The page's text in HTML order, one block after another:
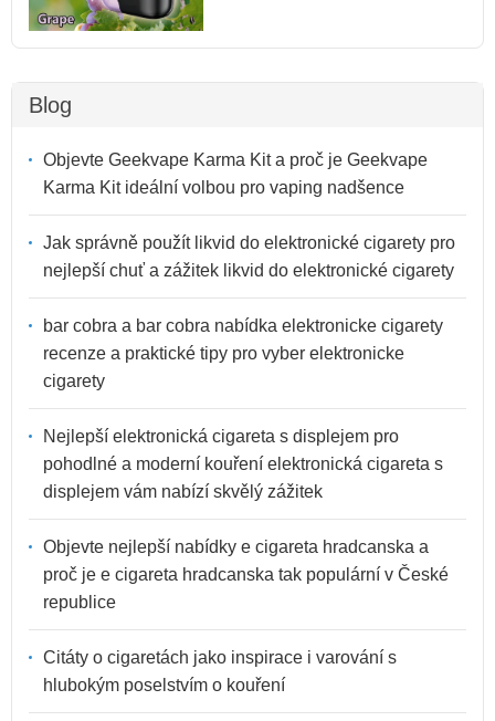
Blog
Objevte Geekvape Karma Kit a proč je Geekvape
Karma Kit ideální volbou pro vaping nadšence
Jak správně použít likvid do elektronické cigarety pro
nejlepší chuť a zážitek likvid do elektronické cigarety
bar cobra a bar cobra nabídka elektronicke cigarety
recenze a praktické tipy pro vyber elektronicke
cigarety
Nejlepší elektronická cigareta s displejem pro
pohodlné a moderní kouření elektronická cigareta s
displejem vám nabízí skvělý zážitek
Objevte nejlepší nabídky e cigareta hradcanska a
proč je e cigareta hradcanska tak populární v České
republice
Citáty o cigaretách jako inspirace i varování s
hlubokým poselstvím o kouření